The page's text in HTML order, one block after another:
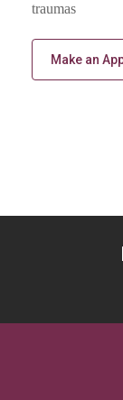
traumas
Make an